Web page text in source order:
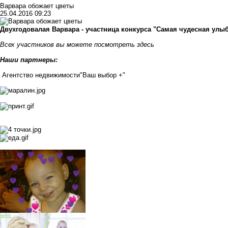
Варвара обожает цветы
25.04.2016 09:23
Двухгодовалая Варвара - участница конкурса "Самая чудесная
Всех участников вы можете посмотреть здесь
Наши партнеры:
Агентство недвижимости"Ваш выбор +"